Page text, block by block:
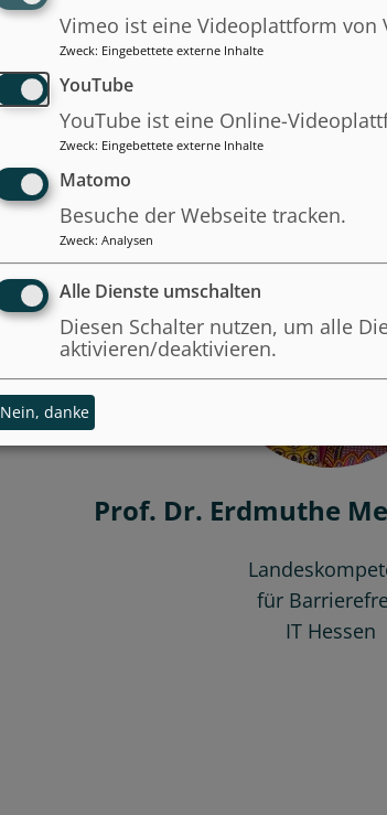
Prof. Dr. Erdmuthe
für
IT Hessen
Vimeo ist eine Videoplattform von
Zweck: Eingebettete externe Inhalte
YouTube
YouTube ist eine Online-
Zweck: Eingebettete externe Inhalte
Matomo
Besuche der Webseite tracken.
Zweck: Analysen
Alle Dienste umschalten
Diesen Schalter nutzen, um alle
aktivieren/deaktivieren.
Nein, danke